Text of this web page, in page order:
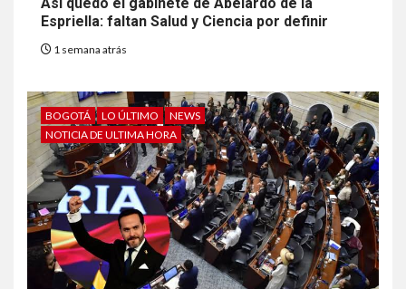
Espriella: faltan Salud y Ciencia por definir
1 semana atrás
BOGOTÁ LO ÚLTIMO
NEWS
NOTICIA DE ULTIMA HORA